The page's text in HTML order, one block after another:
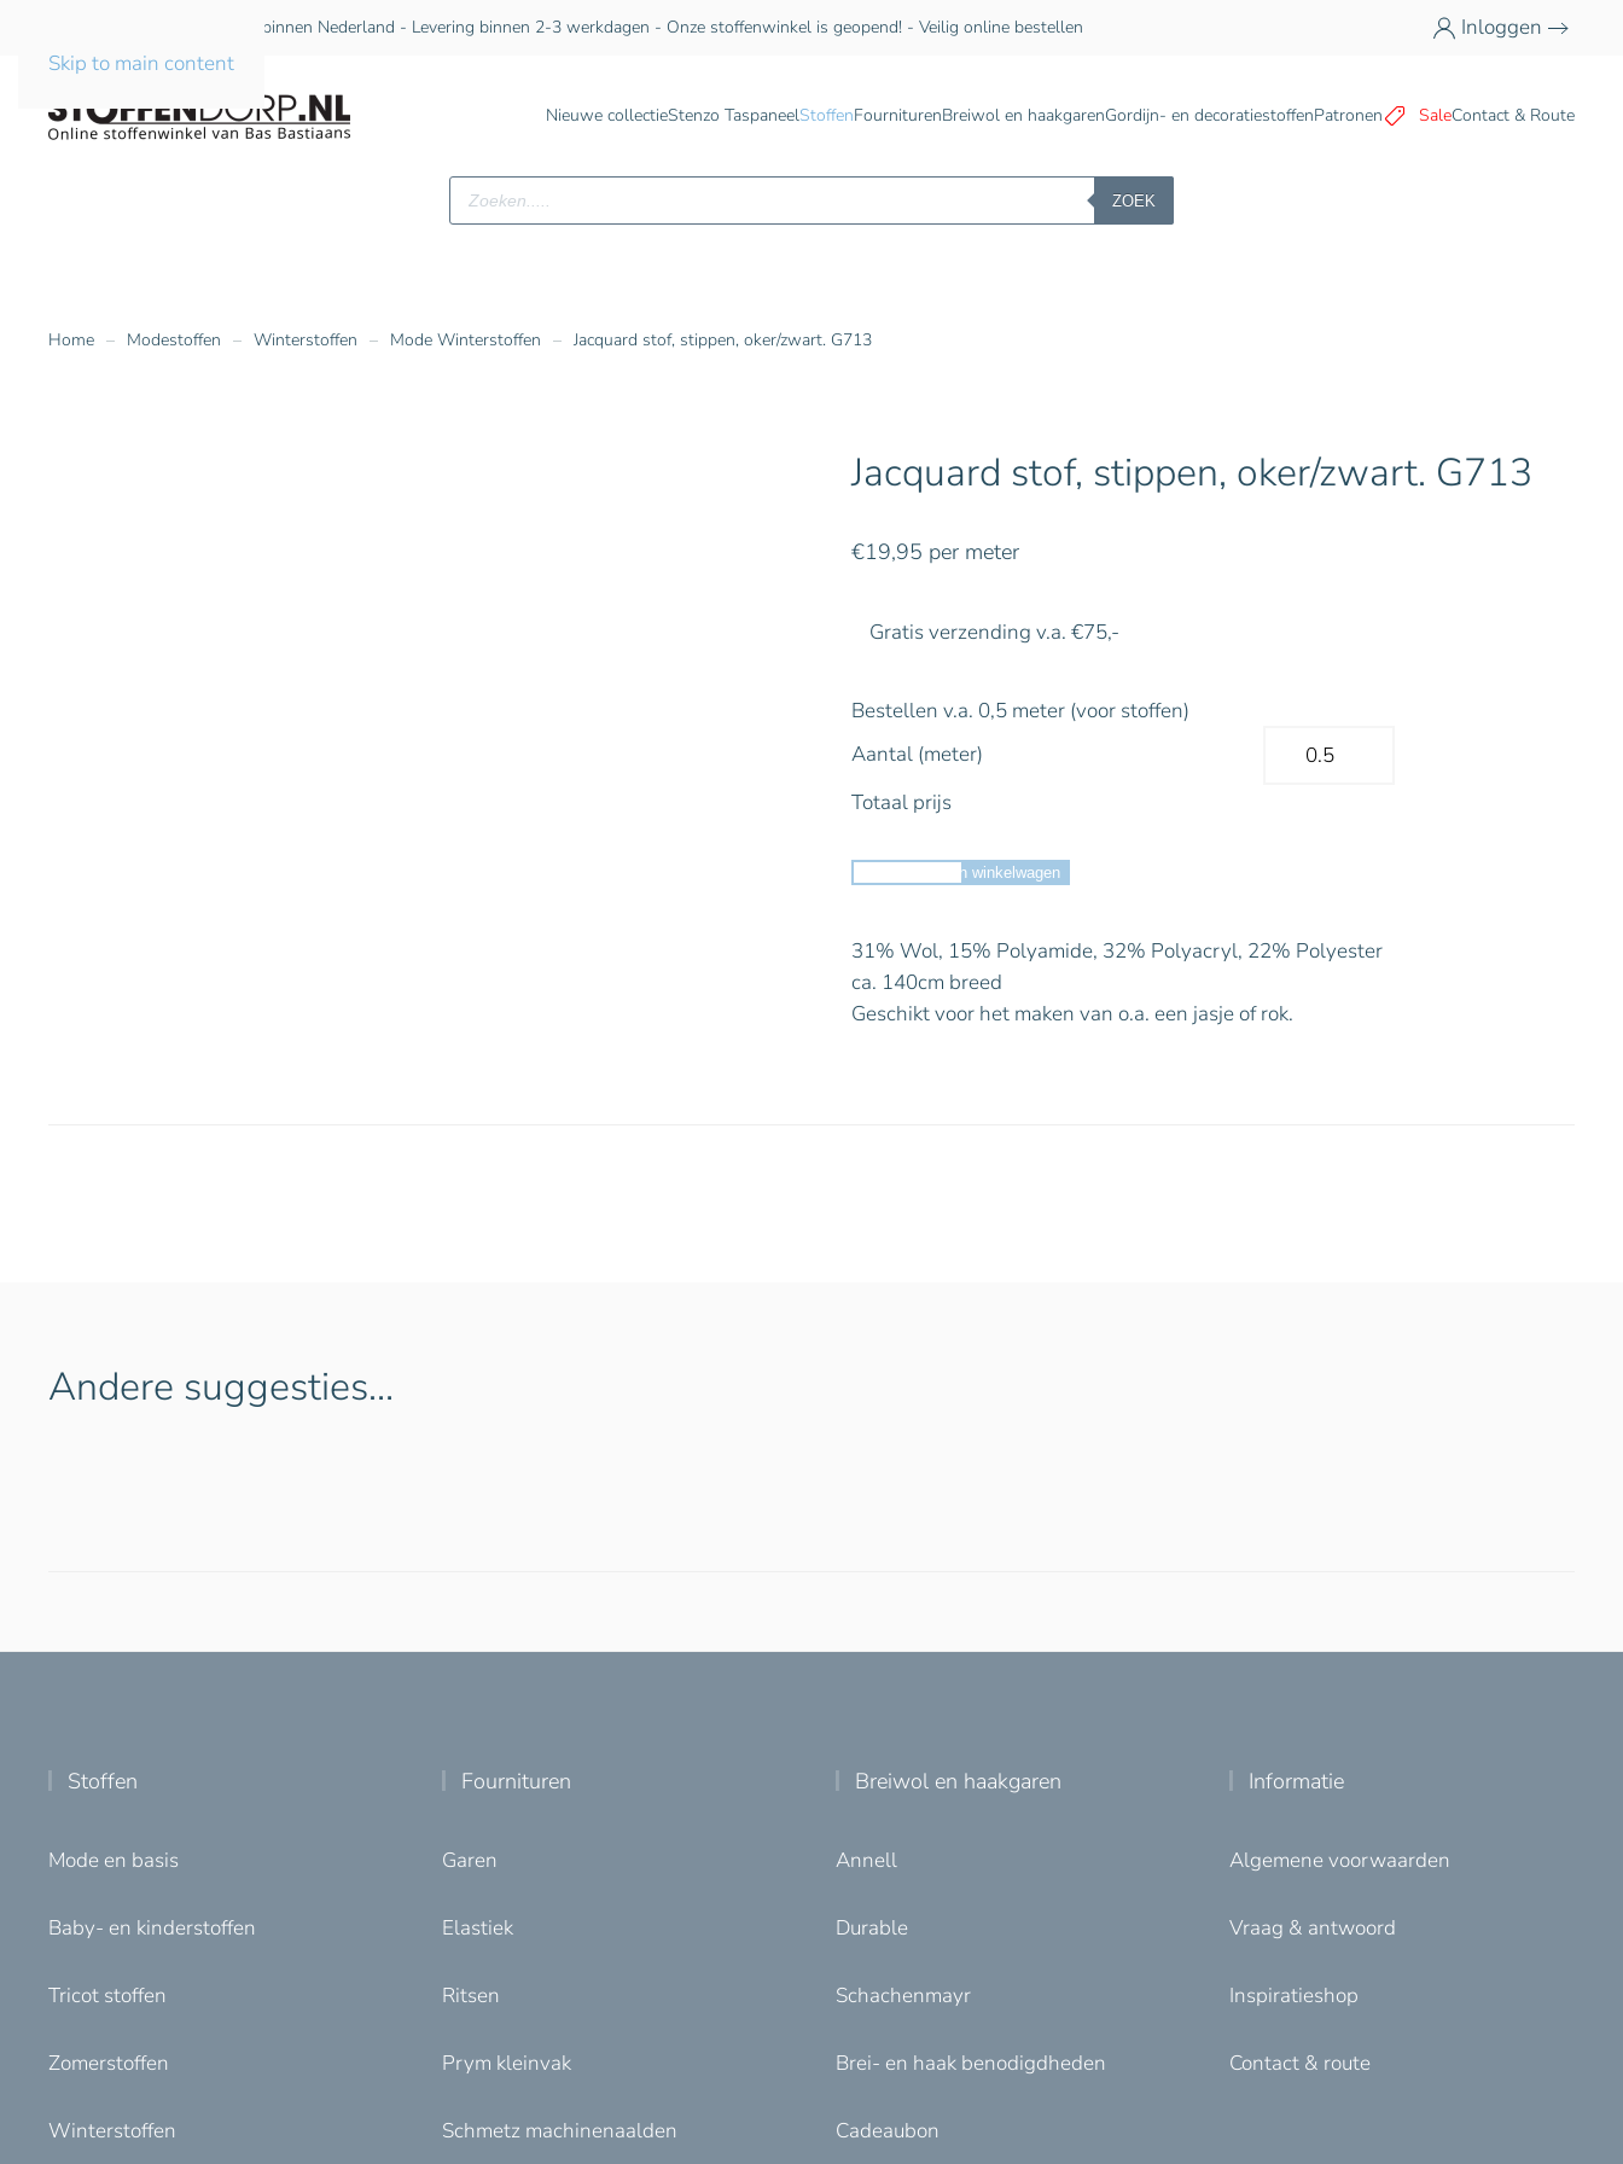
Skip to main content
Gratis verzending vanaf €75 binnen Nederland - Levering binnen 2-3 werkdagen - Onze stoffenwinkel is geopend! - Veilig online bestellen Inloggen
Nieuwe collectieStenzo TaspaneelStoffenFourniturenBreiwol en haakgarenGordijn- en decoratiestoffenPatronen SaleContact & Route
Producten
zoeken
ZOEK
Home Modestoffen Winterstoffen Mode Winterstoffen Jacquard stof, stippen, oker/zwart. G713
Jacquard stof, stippen, oker/zwart. G713
€19,95 per meter
Gratis verzending v.a. €75,-
Bestellen v.a. 0,5 meter (voor stoffen)
Aantal (meter)
Totaal prijs
Toevoegen aan winkelwagen
31% Wol, 15% Polyamide, 32% Polyacryl, 22% Polyester
ca. 140cm breed
Geschikt voor het maken van o.a. een jasje of rok.
Andere suggesties…
Stoffen
Mode en basis
Baby- en kinderstoffen
Tricot stoffen
Zomerstoffen
Winterstoffen
Fournituren
Garen
Elastiek
Ritsen
Prym kleinvak
Schmetz machinenaalden
Breiwol en haakgaren
Annell
Durable
Schachenmayr
Brei- en haak benodigdheden
Cadeaubon
Informatie
Algemene voorwaarden
Vraag & antwoord
Inspiratieshop
Contact & route